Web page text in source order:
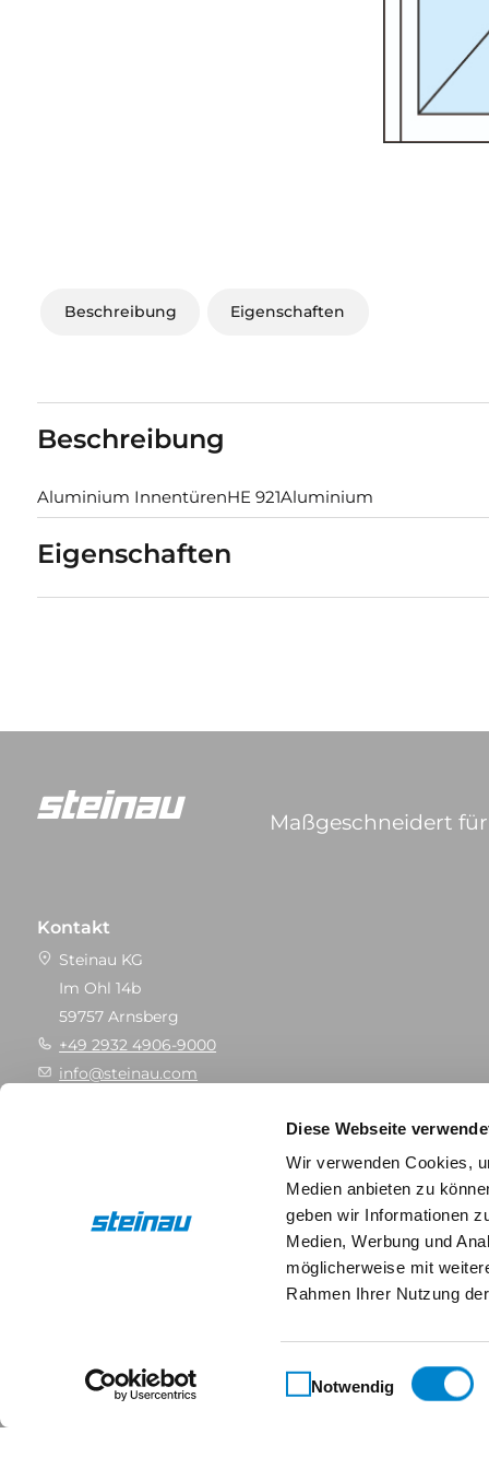
Diese Webseite
Wir verwenden Cookies,
Medien anbieten zu
geben wir Informationen
Medien, Werbung und
möglicherweise mit
Rahmen Ihrer Nutzung
Einwilligungsauswahl
Notwendig
Beschreibung Eigenschaften
Beschreibung
Aluminium InnentürenHE 921Aluminium
Eigenschaften
Maßgeschneidert
Kontakt
Steinau KG
Im Ohl 14b
59757 Arnsberg
+49 2932 4906-9000
info@steinau.com